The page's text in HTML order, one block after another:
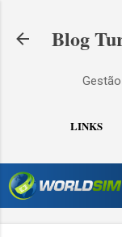
Blog
LINKS